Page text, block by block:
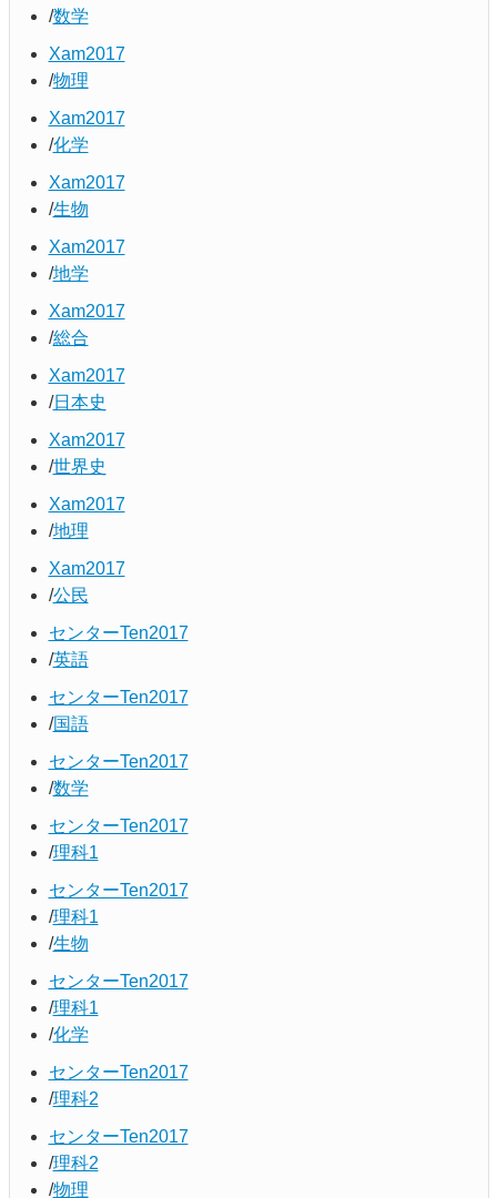
数学
Xam2017
物理
Xam2017
化学
Xam2017
生物
Xam2017
地学
Xam2017
総合
Xam2017
日本史
Xam2017
世界史
Xam2017
地理
Xam2017
公民
センターTen2017
英語
センターTen2017
国語
センターTen2017
数学
センターTen2017
理科1
センターTen2017
理科1
生物
センターTen2017
理科1
化学
センターTen2017
理科2
センターTen2017
理科2
物理